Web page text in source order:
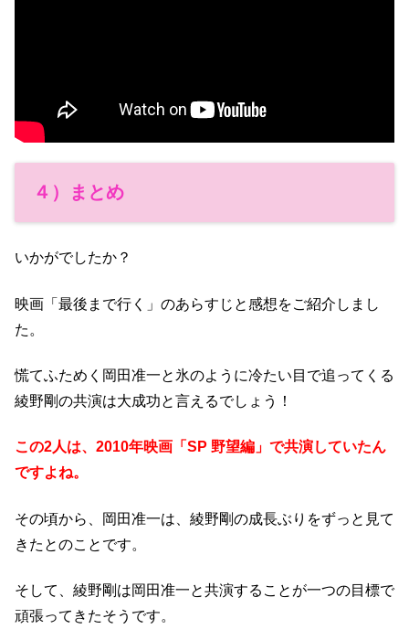
４）まとめ
いかがでしたか？
映画「最後まで行く」のあらすじと感想をご紹介しまし
た。
慌てふためく岡田准一と氷のように冷たい目で追ってくる
綾野剛の共演は大成功と言えるでしょう！
この2人は、2010年映画「SP 野望編」で共演していたん
ですよね。
その頃から、岡田准一は、綾野剛の成長ぶりをずっと見て
きたとのことです。
そして、綾野剛は岡田准一と共演することが一つの目標で
頑張ってきたそうです。